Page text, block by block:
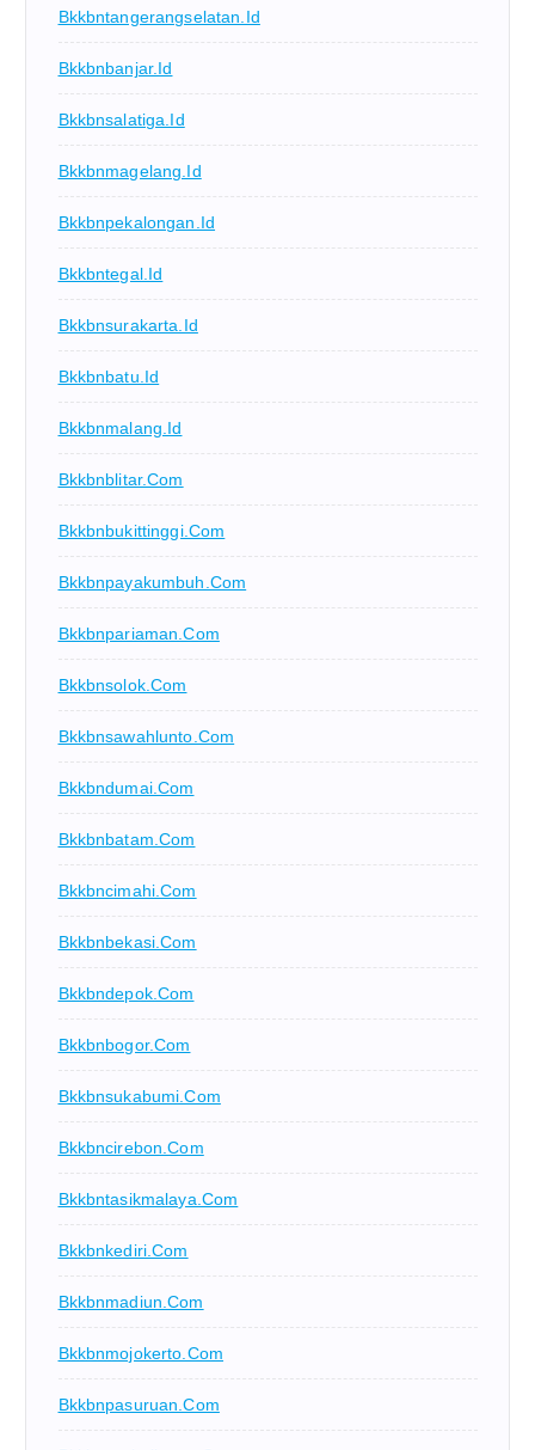
Bkkbntangerangselatan.id
Bkkbnbanjar.id
Bkkbnsalatiga.id
Bkkbnmagelang.id
Bkkbnpekalongan.id
Bkkbntegal.id
Bkkbnsurakarta.id
Bkkbnbatu.id
Bkkbnmalang.id
Bkkbnblitar.com
Bkkbnbukittinggi.com
Bkkbnpayakumbuh.com
Bkkbnpariaman.com
Bkkbnsolok.com
Bkkbnsawahlunto.com
Bkkbndumai.com
Bkkbnbatam.com
Bkkbncimahi.com
Bkkbnbekasi.com
Bkkbndepok.com
Bkkbnbogor.com
Bkkbnsukabumi.com
Bkkbncirebon.com
Bkkbntasikmalaya.com
Bkkbnkediri.com
Bkkbnmadiun.com
Bkkbnmojokerto.com
Bkkbnpasuruan.com